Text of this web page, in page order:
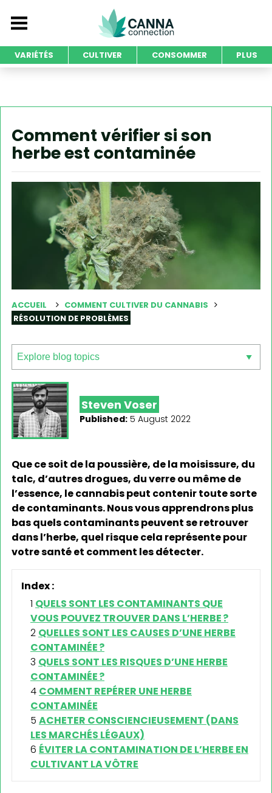
VARIÉTÉS CULTIVER CONSOMMER PLUS
Comment vérifier si son
herbe est contaminée
ACCUEIL
COMMENT CULTIVER DU CANNABIS
RÉSOLUTION DE PROBLÈMES
Steven Voser
Published: 5 August 2022
Que ce soit de la poussière, de la moisissure, du
talc, d’autres drogues, du verre ou même de
l’essence, le cannabis peut contenir toute sorte
de contaminants. Nous vous apprendrons plus
bas quels contaminants peuvent se retrouver
dans l’herbe, quel risque cela représente pour
votre santé et comment les détecter.
Index :
QUELS SONT LES CONTAMINANTS QUE
VOUS POUVEZ TROUVER DANS L’HERBE ?
QUELLES SONT LES CAUSES D’UNE HERBE
CONTAMINÉE ?
QUELS SONT LES RISQUES D’UNE HERBE
CONTAMINÉE ?
COMMENT REPÉRER UNE HERBE
CONTAMINÉE
ACHETER CONSCIENCIEUSEMENT (DANS
LES MARCHÉS LÉGAUX)
ÉVITER LA CONTAMINATION DE L’HERBE EN
CULTIVANT LA VÔTRE